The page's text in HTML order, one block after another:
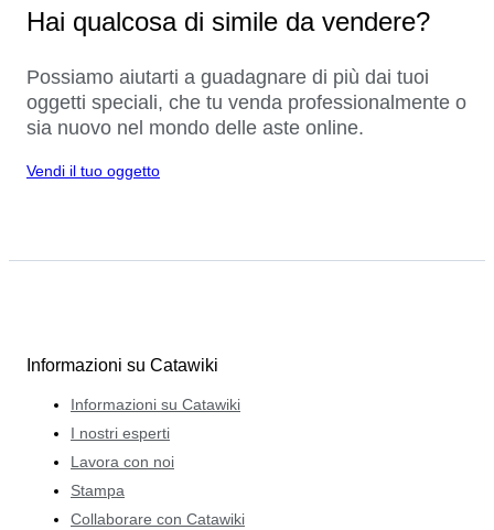
Hai qualcosa di simile da vendere?
Possiamo aiutarti a guadagnare di più dai tuoi
oggetti speciali, che tu venda professionalmente o
sia nuovo nel mondo delle aste online.
Vendi il tuo oggetto
Informazioni su Catawiki
Informazioni su Catawiki
I nostri esperti
Lavora con noi
Stampa
Collaborare con Catawiki